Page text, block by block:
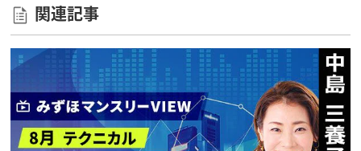
関連記事